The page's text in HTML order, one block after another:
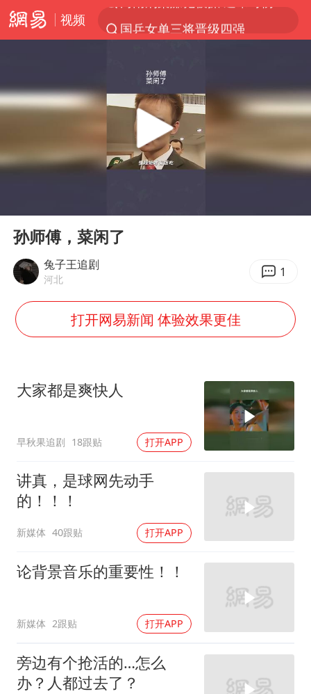
视频
国乒女单三将晋级四强
陈思诚零点晒照为佟丽娅庆生
《欢迎来龙餐馆》口碑
黄金牛市回来了吗
宇树王兴兴被问了360多个问题
全民健身事业高质量发展
台当局重金为“台独”织“皇帝新衣”
商场现钱学森巨幅海报 负责人回应
乐享全民健身 共筑健康中国
Play
孙师傅，菜闲了
兔子王追剧
河北 1
打开网易新闻 体验效果更佳
大家都是爽快人
早秋果追剧 18跟贴 打开APP
讲真，是球网先动手
的！！！
新媒体 40跟贴 打开APP
论背景音乐的重要性！！
新媒体 2跟贴 打开APP
旁边有个抢活的…怎么
办？人都过去了？